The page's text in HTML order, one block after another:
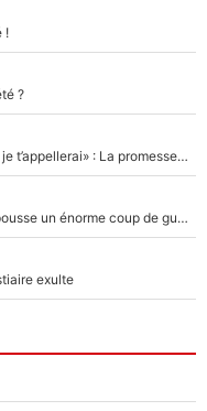
!
?
Mercato - OM - «Dès que je prends un club, je t’appellerai» : La promesse de Marcelino au moment de claquer la porte
Victime de racisme contre Murray, Kyrgios pousse un énorme coup de gueule !
exulte